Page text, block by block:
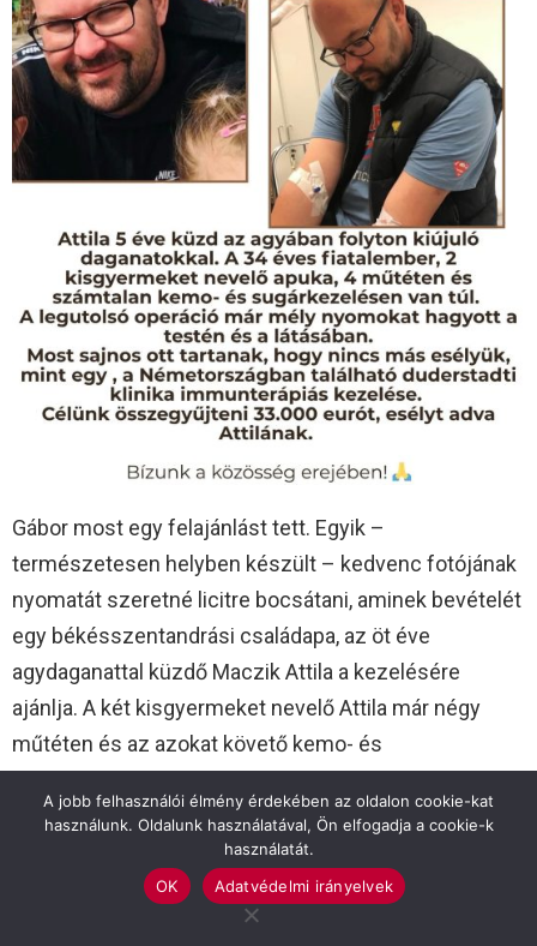
Gábor most egy felajánlást tett. Egyik –
természetesen helyben készült – kedvenc fotójának
nyomatát szeretné licitre bocsátani, aminek bevételét
egy békésszentandrási családapa, az öt éve
agydaganattal küzdő Maczik Attila a kezelésére
ajánlja. A két kisgyermeket nevelő Attila már négy
műtéten és az azokat követő kemo- és
sugárkezeléseken van túl. Ezek maradandó nyomot
hagytak a látásán. Egy németországi klinika
immunterápiás kezelése adhat újabb reményt
Attilának. Ennek ára van, 33 ezer euro. A gyűjtés
koordinálását ismét az Emberöltő Alapítvány vállalta
A jobb felhasználói élmény érdekében az oldalon cookie-kat
használunk. Oldalunk használatával, Ön elfogadja a cookie-k
használatát.
OK
Adatvédelmi irányelvek